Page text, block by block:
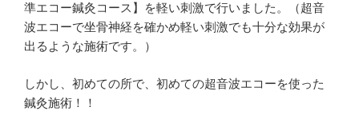
準エコー鍼灸コース】を軽い刺激で行いました。（超音
波エコーで坐骨神経を確かめ軽い刺激でも十分な効果が
出るような施術です。）
しかし、初めての所で、初めての超音波エコーを使った
鍼灸施術！！